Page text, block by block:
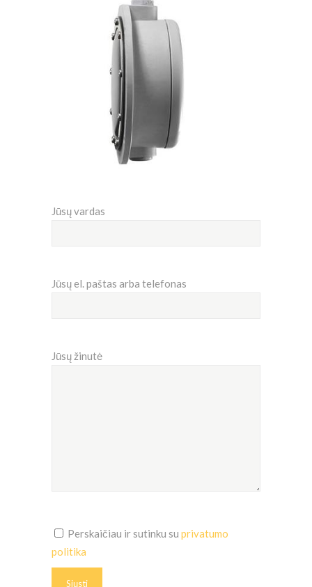
Jūsų vardas
Jūsų el. paštas arba telefonas
Jūsų žinutė
Perskaičiau ir sutinku su privatumo
politika